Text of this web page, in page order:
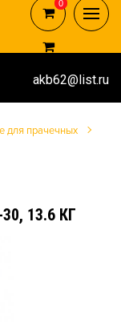
akb62@list.ru
0
0
для прачечных
13.6 КГ